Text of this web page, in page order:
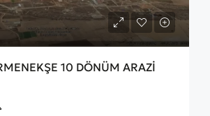
10 DÖNÜM ARAZİ